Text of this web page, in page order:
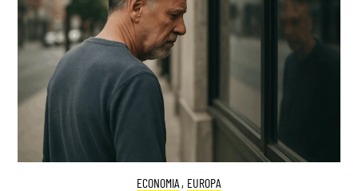
ECONOMIA , EUROPA